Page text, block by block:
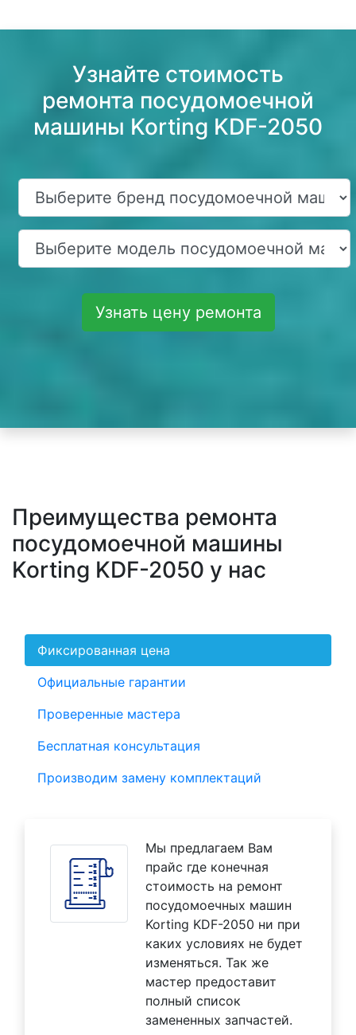
Узнайте стоимость
ремонта посудомоечной
машины Korting KDF-2050
Узнать цену ремонта
Преимущества ремонта
посудомоечной машины
Korting KDF-2050 у нас
Фиксированная цена
Официальные гарантии
Проверенные мастера
Бесплатная консультация
Производим замену комплектаций
Мы предлагаем Вам
прайс где конечная
стоимость на ремонт
посудомоечных машин
Korting KDF-2050 ни при
каких условиях не будет
изменяться. Так же
мастер предоставит
полный список
замененных запчастей.